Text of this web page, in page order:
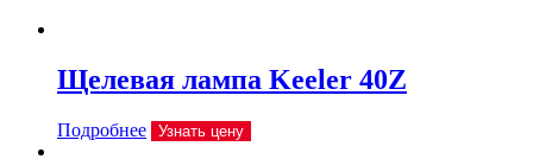
Щелевая лампа Keeler 40Z
Подробнее Узнать цену